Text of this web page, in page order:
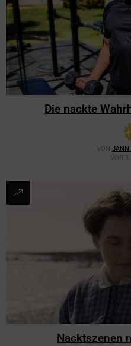
Die nackte
VON
VOR 3
Nacktszenen